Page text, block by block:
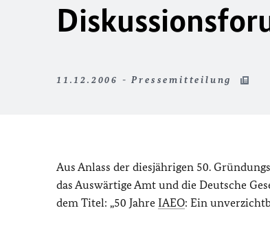
11.12.2006 - Pressemitteilung
Aus Anlass der diesjährigen 50.
das Auswärtige Amt und die Deutsche
dem Titel: „50 Jahre IAEO: Ein